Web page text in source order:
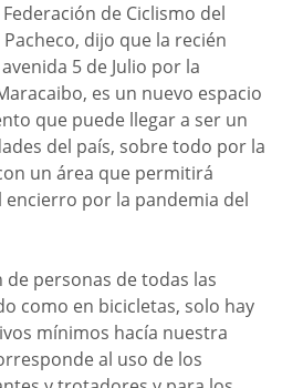
de Ciclismo del
dijo que la recién
5 de Julio por la
es un nuevo espacio
que puede llegar a ser un
del país, sobre todo por la
un área que permitirá
por la pandemia del
personas de todas las
como en bicicletas, solo hay
mínimos hacía nuestra
al uso de los